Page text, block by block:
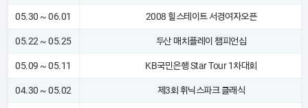
05.30 ~ 06.01 2008 힐스테이트 서경여자오픈
05.22 ~ 05.25 두산 매치플레이 챔피언십
05.09 ~ 05.11 KB국민은행 Star Tour 1차대회
04.30 ~ 05.02 제3회 휘닉스파크 클래식